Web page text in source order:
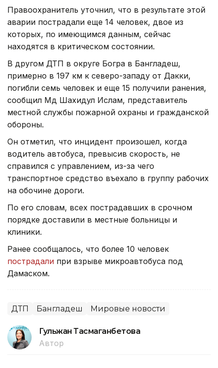
Правоохранитель уточнил, что в результате этой
аварии пострадали еще 14 человек, двое из
которых, по имеющимся данным, сейчас
находятся в критическом состоянии.
В другом ДТП в округе Богра в Бангладеш,
примерно в 197 км к северо-западу от Дакки,
погибли семь человек и еще 15 получили ранения,
сообщил Мд Шахидул Ислам, представитель
местной службы пожарной охраны и гражданской
обороны.
Он отметил, что инцидент произошел, когда
водитель автобуса, превысив скорость, не
справился с управлением, из-за чего
транспортное средство въехало в группу рабочих
на обочине дороги.
По его словам, всех пострадавших в срочном
порядке доставили в местные больницы и
клиники.
Ранее сообщалось, что более 10 человек
пострадали при взрыве микроавтобуса под
Дамаском.
ДТП Бангладеш Мировые новости
Гульжан Тасмаганбетова
Автор